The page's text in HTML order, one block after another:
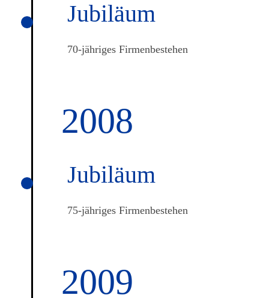
Jubiläum
70-jähriges Firmenbestehen
2008
Jubiläum
75-jähriges Firmenbestehen
2009